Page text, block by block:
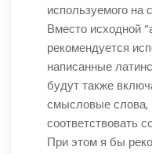
используемого на
Вместо исходной
рекомендуется
написанные
будут также
смысловые слова,
соответствовать
При этом я бы